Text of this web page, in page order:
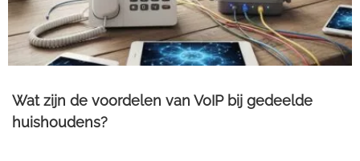
Wat zijn de voordelen van VoIP bij gedeelde
huishoudens?